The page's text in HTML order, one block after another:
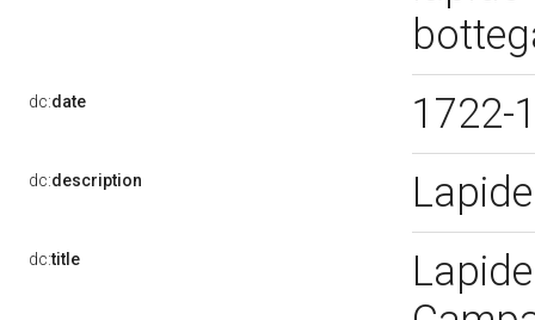
dc:date 1722-
dc:description
dc:title